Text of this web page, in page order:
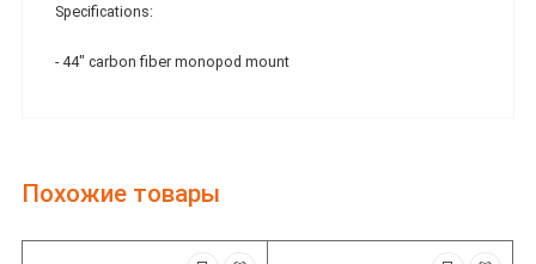
Specifications:
- 44" carbon fiber monopod mount
Похожие товары